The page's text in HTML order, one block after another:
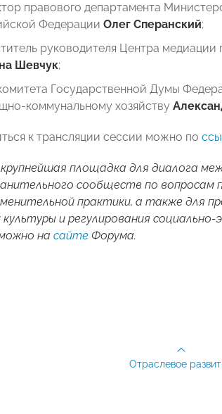
правового департамента
Федерации Олег Сперанский;
руководителя Центра
Шевчук;
Государственной Думы
коммунальному хозяйству
к трансляции сессии можно по
площадка для диалога
сообществ по вопросам
практики, а также для
и регулирования
на сайте Форума.
Отраслевое